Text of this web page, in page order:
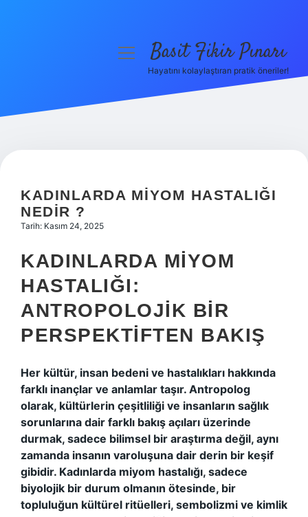
Hakkımızda
menüyüBasit Fikir Pınarı
Hayatını kolaylaştıran pratik öneriler!
KADINLARDA MIYOM HASTALIĞI
NEDIR ?
Tarih: Kasım 24, 2025
KADINLARDA MIYOM
HASTALIĞI:
ANTROPOLOJIK BIR
PERSPEKTIFTEN BAKIŞ
Her kültür, insan bedeni ve hastalıkları hakkında
farklı inançlar ve anlamlar taşır. Antropolog
olarak, kültürlerin çeşitliliği ve insanların sağlık
sorunlarına dair farklı bakış açıları üzerinde
durmak, sadece bilimsel bir araştırma değil, aynı
zamanda insanın varoluşuna dair derin bir keşif
gibidir. Kadınlarda miyom hastalığı, sadece
biyolojik bir durum olmanın ötesinde, bir
topluluğun kültürel ritüelleri, sembolizmi ve kimlik